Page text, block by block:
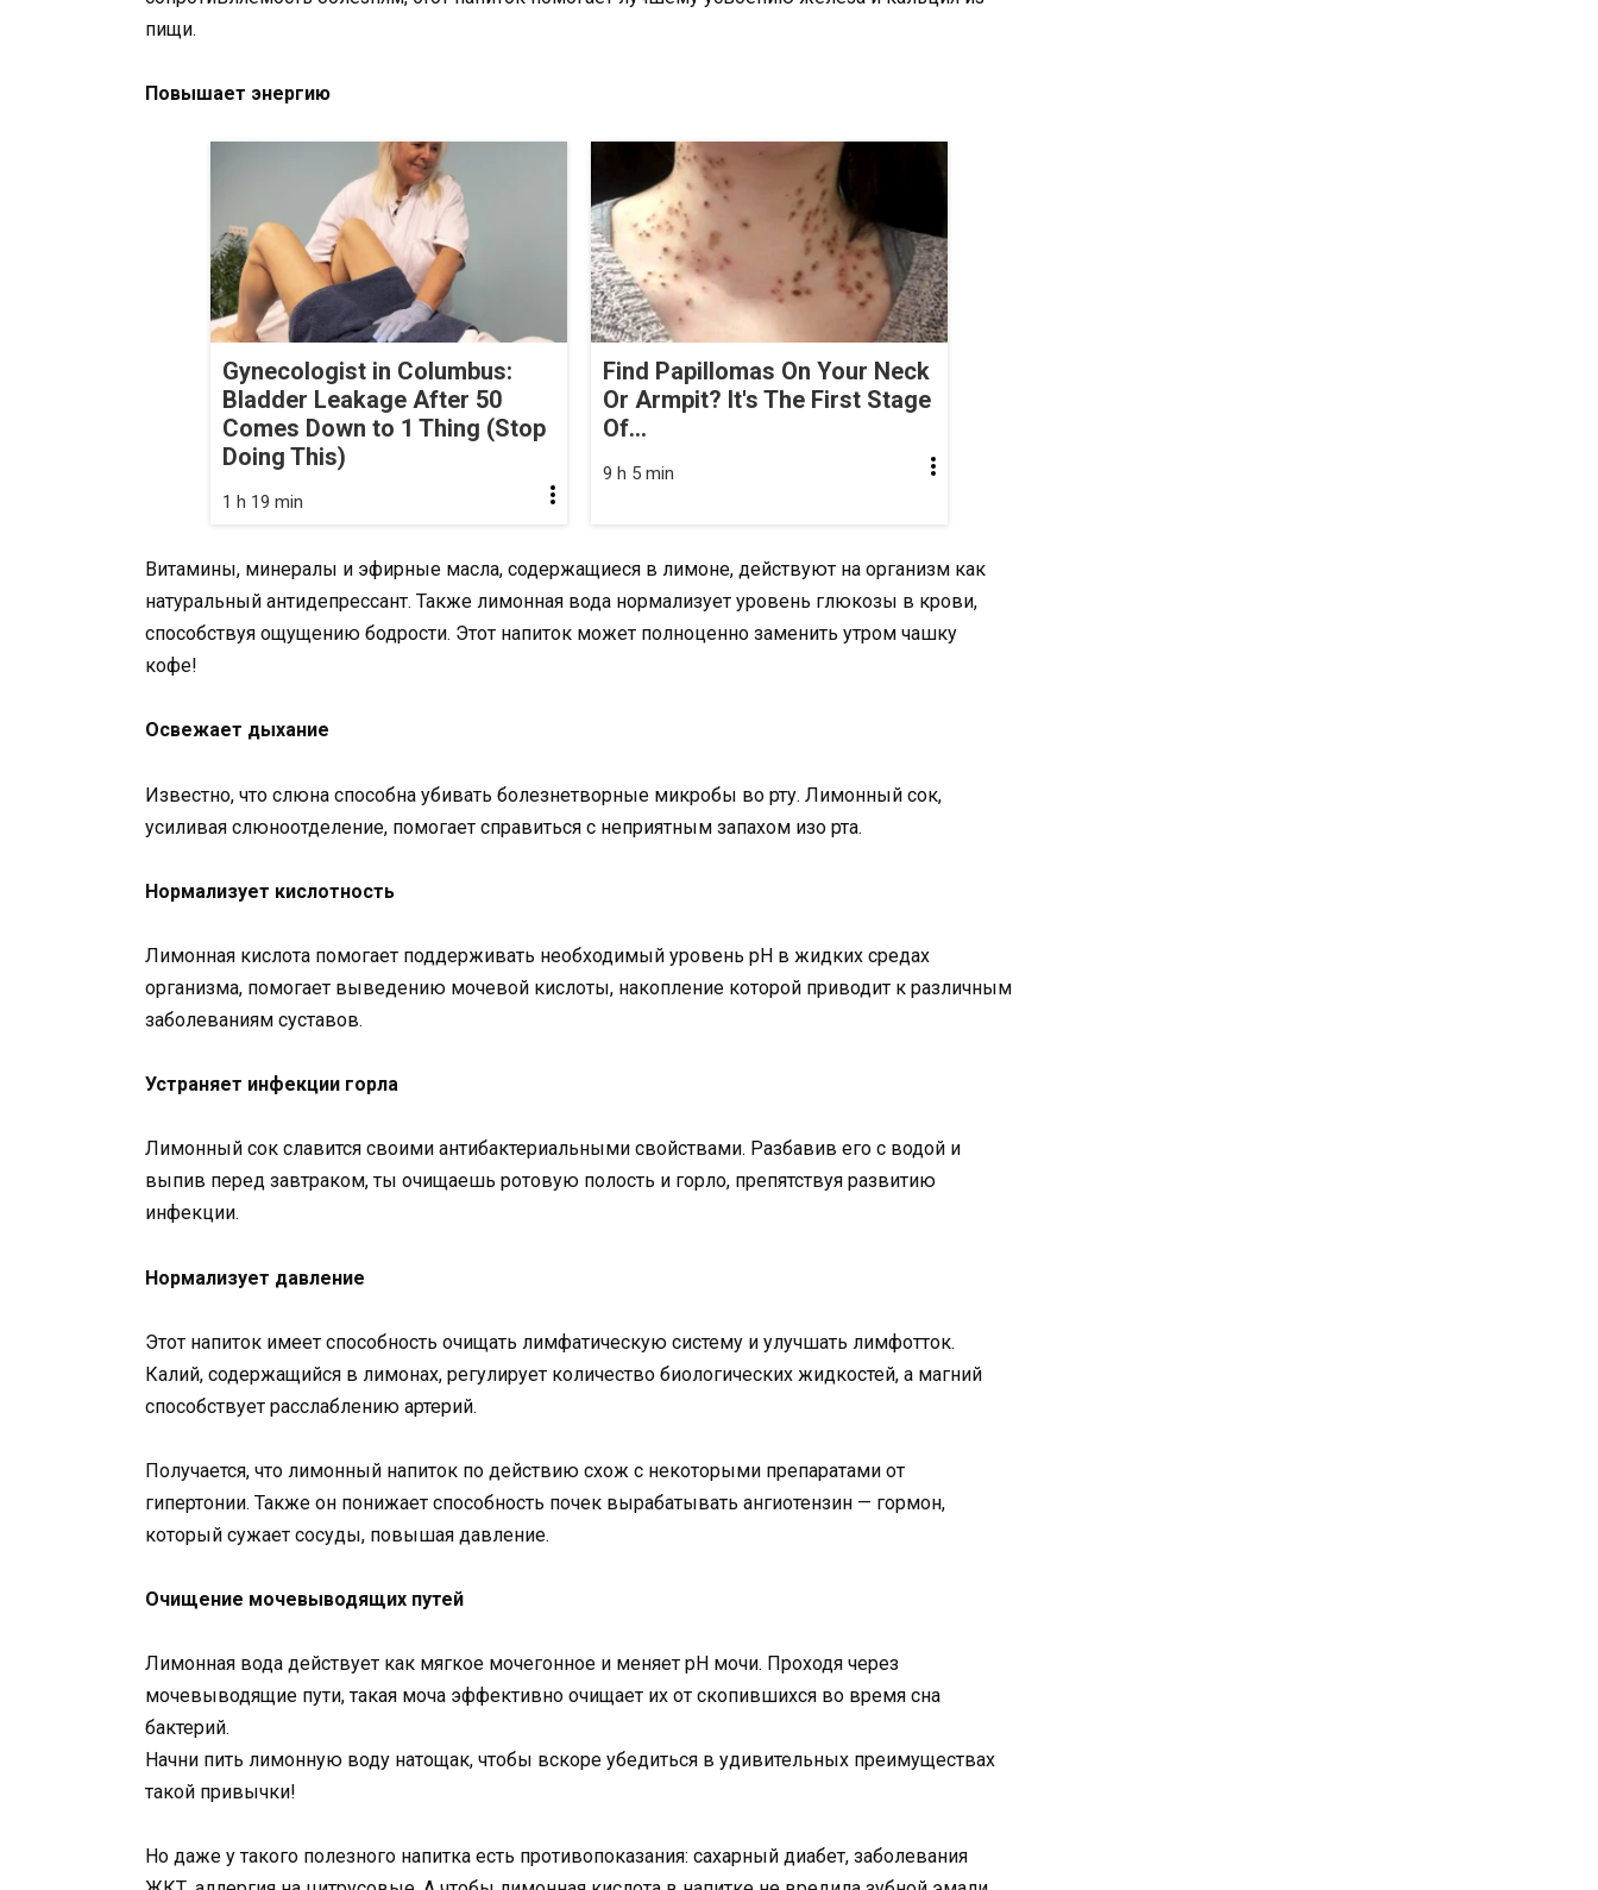
пищи.
Повышает энергию
Gynecologist in Columbus:
Bladder Leakage After 50
Comes Down to 1 Thing (Stop
Doing This)
1 h 19 min
Find Papillomas On Your Neck
Or Armpit? It's The First Stage
Of...
9 h 5 min
Витамины, минералы и эфирные масла, содержащиеся в лимоне, действуют на организм как
натуральный антидепрессант. Также лимонная вода нормализует уровень глюкозы в крови,
способствуя ощущению бодрости. Этот напиток может полноценно заменить утром чашку
кофе!
Освежает дыхание
Известно, что слюна способна убивать болезнетворные микробы во рту. Лимонный сок,
усиливая слюноотделение, помогает справиться с неприятным запахом изо рта.
Нормализует кислотность
Лимонная кислота помогает поддерживать необходимый уровень рН в жидких средах
организма, помогает выведению мочевой кислоты, накопление которой приводит к различным
заболеваниям суставов.
Устраняет инфекции горла
Лимонный сок славится своими антибактериальными свойствами. Разбавив его с водой и
выпив перед завтраком, ты очищаешь ротовую полость и горло, препятствуя развитию
инфекции.
Нормализует давление
Этот напиток имеет способность очищать лимфатическую систему и улучшать лимфотток.
Калий, содержащийся в лимонах, регулирует количество биологических жидкостей, а магний
способствует расслаблению артерий.
Получается, что лимонный напиток по действию схож с некоторыми препаратами от
гипертонии. Также он понижает способность почек вырабатывать ангиотензин — гормон,
который сужает сосуды, повышая давление.
Очищение мочевыводящих путей
Лимонная вода действует как мягкое мочегонное и меняет рН мочи. Проходя через
мочевыводящие пути, такая моча эффективно очищает их от скопившихся во время сна
бактерий.
Начни пить лимонную воду натощак, чтобы вскоре убедиться в удивительных преимуществах
такой привычки!
Но даже у такого полезного напитка есть противопоказания: сахарный диабет, заболевания